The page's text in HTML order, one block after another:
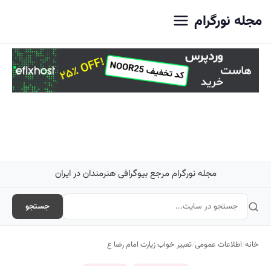
مجله نورگرام
مجله نورگرام مرجع بیوگرافی هنرمندان در ایران
جستجو
خانه/اطلاعات عمومی/تعبیر خواب زیارت امام رضا ع